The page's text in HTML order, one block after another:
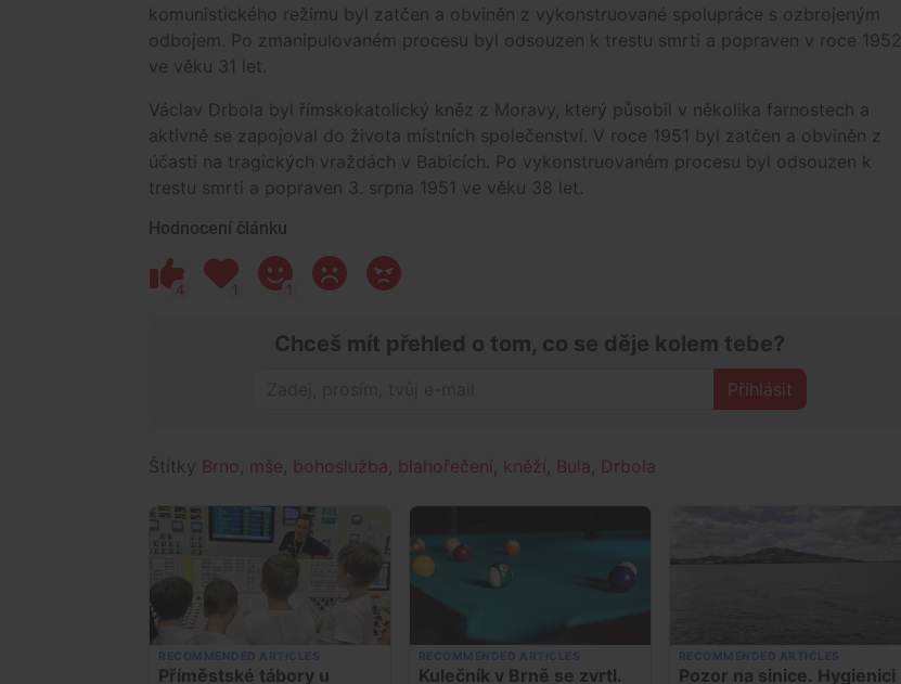
komunistického režimu byl zatčen a obviněn z vykonstruované spolupráce s ozbrojeným
odbojem. Po zmanipulovaném procesu byl odsouzen k trestu smrti a popraven v roce 1952
ve věku 31 let.
Václav Drbola byl římskokatolický kněz z Moravy, který působil v několika farnostech a
aktivně se zapojoval do života místních společenství. V roce 1951 byl zatčen a obviněn z
účasti na tragických vraždách v Babicích. Po vykonstruovaném procesu byl odsouzen k
trestu smrti a popraven 3. srpna 1951 ve věku 38 let.
Hodnocení článku
4 1 1
Chceš mít přehled o tom, co se děje kolem tebe?
Přihlásit
Štítky Brno mše bohoslužba blahořečení kněží Bula Drbola